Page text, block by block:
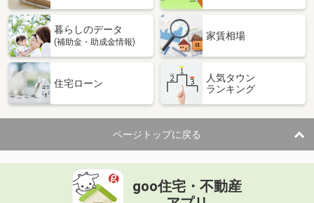
暮らしのデータ
(補助金・助成金情報)
家賃相場
住宅ローン
人気タウン
ランキング
ページトップに戻る
goo住宅・不動産